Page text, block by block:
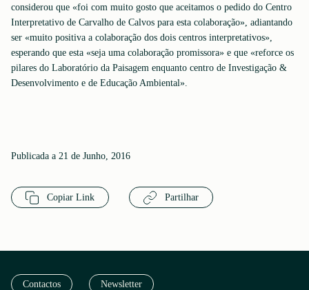
considerou que «foi com muito gosto que aceitamos o pedido do Centro
Interpretativo de Carvalho de Calvos para esta colaboração», adiantando
ser «muito positiva a colaboração dos dois centros interpretativos»,
esperando que esta «seja uma colaboração promissora» e que «reforce os
pilares do Laboratório da Paisagem enquanto centro de Investigação &
Desenvolvimento e de Educação Ambiental».
Publicada a 21 de Junho, 2016
Copiar Link Partilhar
Contactos Newsletter